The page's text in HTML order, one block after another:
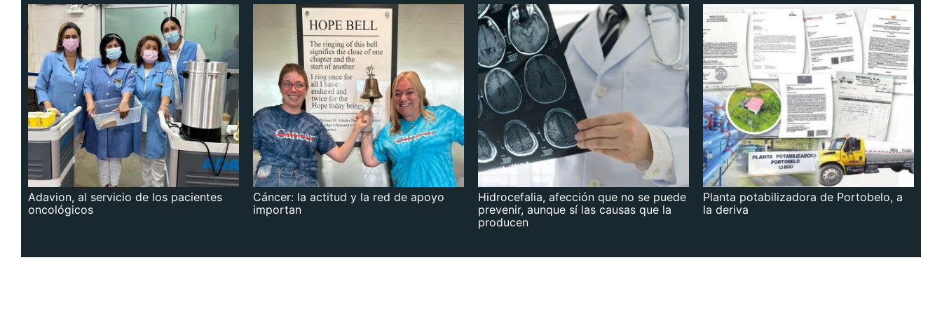
Adavion, al servicio de los pacientes
oncológicos
Cáncer: la actitud y la red de apoyo
importan
Hidrocefalia, afección que no se puede
prevenir, aunque sí las causas que la
producen
Planta potabilizadora de Portobelo, a
la deriva